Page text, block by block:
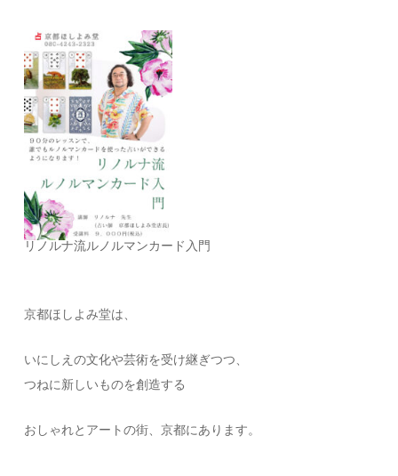
リノルナ流ルノルマンカード入門
京都ほしよみ堂は、
いにしえの文化や芸術を受け継ぎつつ、
つねに新しいものを創造する
おしゃれとアートの街、京都にあります。